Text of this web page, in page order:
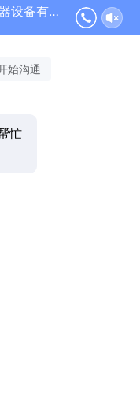
上海康谊医学教学仪器设备有限公司正在为您服务
始沟通
忙